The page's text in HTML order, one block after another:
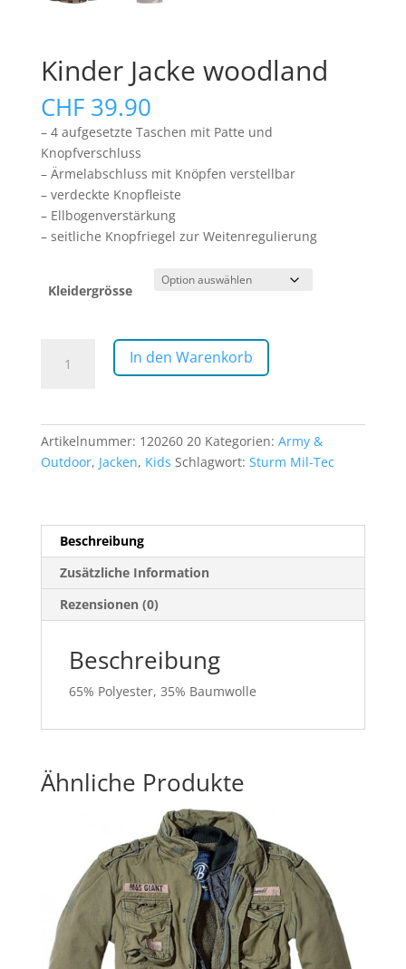
Kinder Jacke woodland
CHF39.90
– 4 aufgesetzte Taschen mit Patte und
Knopfverschluss
– Ärmelabschluss mit Knöpfen verstellbar
– verdeckte Knopfleiste
– Ellbogenverstärkung
– seitliche Knopfriegel zur Weitenregulierung
Kleidergrösse
Jacke
In den Warenkorb
Artikelnummer: 120260 20 Kategorien: Army &
Outdoor, Jacken, Kids Schlagwort: Sturm Mil-Tec
Beschreibung
Zusätzliche Information
Rezensionen (0)
Beschreibung
65% Polyester, 35% Baumwolle
Ähnliche Produkte